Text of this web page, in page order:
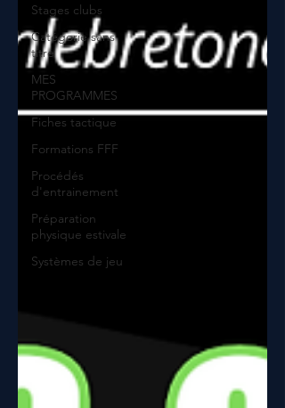
Stages clubs
Catégorie sans
titre
MES
PROGRAMMES
Fiches tactique
Formations FFF
Procédés
d'entrainement
Préparation
physique estivale
Systèmes de jeu